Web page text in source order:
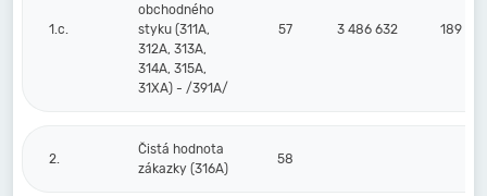
1.c.
obchodného
styku (311A,
312A, 313A,
314A, 315A,
31XA) - /391A/
57 3 486 632 189 959
2.
Čistá hodnota
zákazky (316A)
58